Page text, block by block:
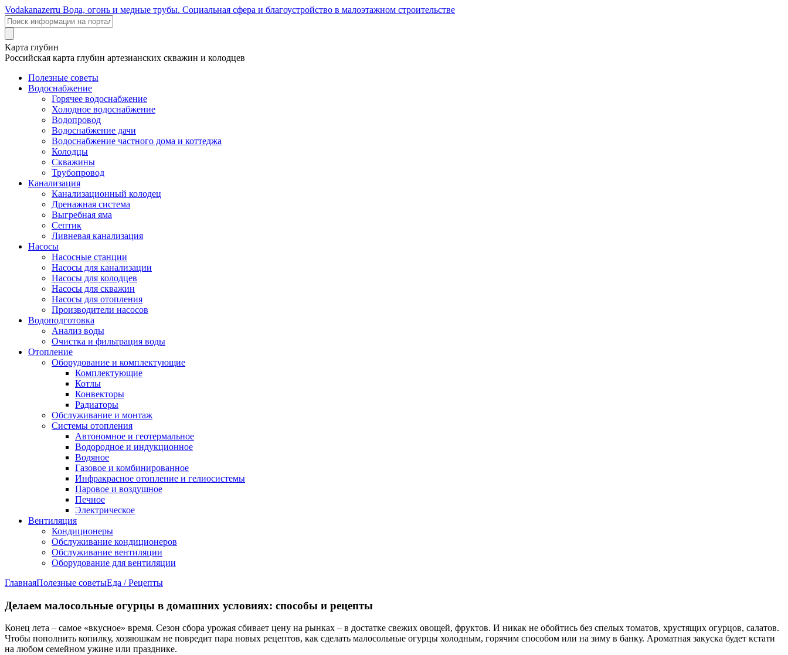
Vodakanazerru Вода, огонь и медные трубы. Социальная сфера и благоустройство в малоэтажном строительстве
Карта глубин
Российская карта глубин артезианских скважин и колодцев
Полезные советы
Водоснабжение
Горячее водоснабжение
Холодное водоснабжение
Водопровод
Водоснабжение дачи
Водоснабжение частного дома и коттеджа
Колодцы
Скважины
Трубопровод
Канализация
Канализационный колодец
Дренажная система
Выгребная яма
Септик
Ливневая канализация
Насосы
Насосные станции
Насосы для канализации
Насосы для колодцев
Насосы для скважин
Насосы для отопления
Производители насосов
Водоподготовка
Анализ воды
Очистка и фильтрация воды
Отопление
Оборудование и комплектующие
Комплектующие
Котлы
Конвекторы
Радиаторы
Обслуживание и монтаж
Системы отопления
Автономное и геотермальное
Водородное и индукционное
Водяное
Газовое и комбинированное
Инфракрасное отопление и гелиосистемы
Паровое и воздушное
Печное
Электрическое
Вентиляция
Кондиционеры
Обслуживание кондиционеров
Обслуживание вентиляции
Оборудование для вентиляции
ГлавнаяПолезные советыЕда / Рецепты
Делаем малосольные огурцы в домашних условиях: способы и рецепты
Конец лета – самое «вкусное» время. Сезон сбора урожая сбивает цену на рынках – в достатке свежих овощей, фруктов. И никак не обойтись без спелых томатов, хрустящих огурцов, салатов.
Чтобы пополнить копилку, хозяюшкам не повредит пара новых рецептов, как сделать малосольные огурцы холодным, горячим способом или на зиму в банку. Ароматная закуска будет кстати
на любом семейном ужине или празднике.